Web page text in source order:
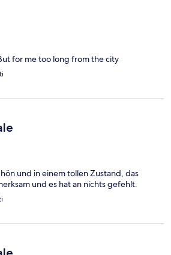
for me too long from the city
und in einem tollen Zustand, das
und es hat an nichts gefehlt.